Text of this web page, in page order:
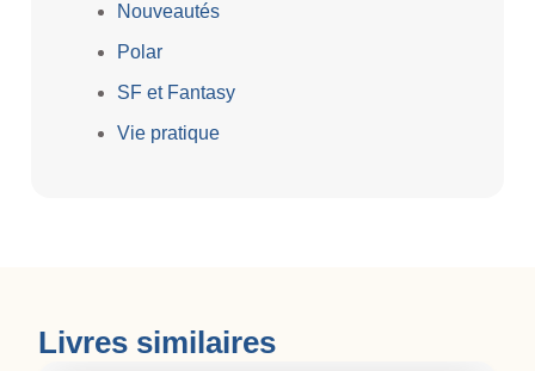
Nouveautés
Polar
SF et Fantasy
Vie pratique
Livres similaires